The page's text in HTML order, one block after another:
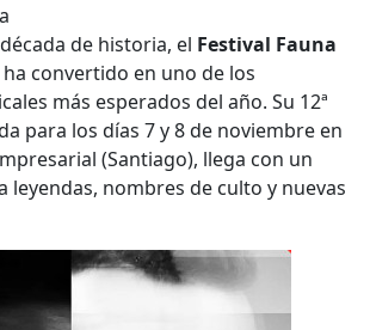
de historia, el Festival Fauna
ha convertido en uno de los
más esperados del año. Su 12ª
para los días 7 y 8 de noviembre en
(Santiago), llega con un
leyendas, nombres de culto y nuevas